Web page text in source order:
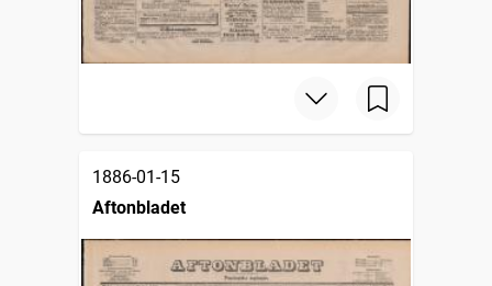
1886-01-15
Aftonbladet